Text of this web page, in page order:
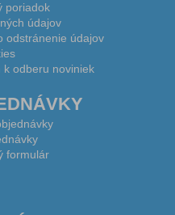
poriadok
údajov
odstránenie údajov
k odberu noviniek
formulár